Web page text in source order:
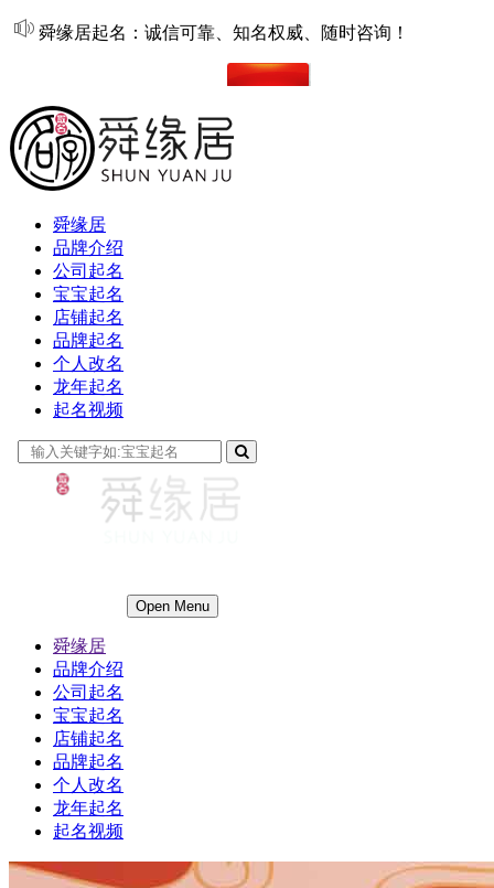
舜缘居起名：诚信可靠、知名权威、随时咨询！
舜缘居
品牌介绍
公司起名
宝宝起名
店铺起名
品牌起名
个人改名
龙年起名
起名视频
Open Menu
舜缘居
品牌介绍
公司起名
宝宝起名
店铺起名
品牌起名
个人改名
龙年起名
起名视频